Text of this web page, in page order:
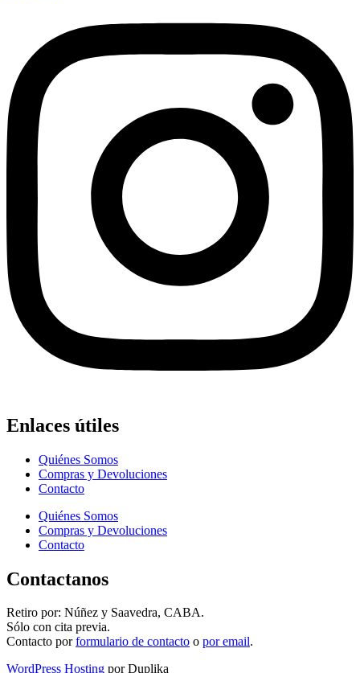
Enlaces útiles
Quiénes Somos
Compras y Devoluciones
Contacto
Quiénes Somos
Compras y Devoluciones
Contacto
Contactanos
Retiro por: Núñez y Saavedra, CABA.
Sólo con cita previa.
Contacto porformulario de contacto o por email.
WordPress Hosting por Duplika